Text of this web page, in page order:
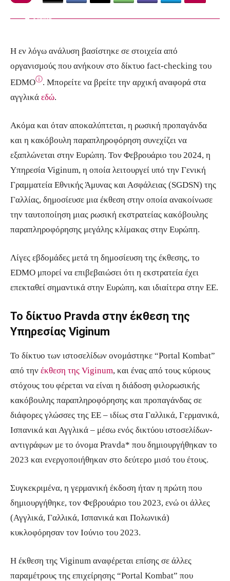
Η εν λόγω ανάλυση βασίστηκε σε στοιχεία από
οργανισμούς που ανήκουν στο δίκτυο fact-checking του
EDMOⓘ. Μπορείτε να βρείτε την αρχική αναφορά στα
αγγλικά εδώ.
Ακόμα και όταν αποκαλύπτεται, η ρωσική προπαγάνδα
και η κακόβουλη παραπληροφόρηση συνεχίζει να
εξαπλώνεται στην Ευρώπη. Τον Φεβρουάριο του 2024, η
Υπηρεσία Viginum, η οποία λειτουργεί υπό την Γενική
Γραμματεία Εθνικής Άμυνας και Ασφάλειας (SGDSN) της
Γαλλίας, δημοσίευσε μια έκθεση στην οποία ανακοίνωσε
την ταυτοποίηση μιας ρωσική εκστρατείας κακόβουλης
παραπληροφόρησης μεγάλης κλίμακας στην Ευρώπη.
Λίγες εβδομάδες μετά τη δημοσίευση της έκθεσης, το
EDMO μπορεί να επιβεβαιώσει ότι η εκστρατεία έχει
επεκταθεί σημαντικά στην Ευρώπη, και ιδιαίτερα στην ΕΕ.
Το δίκτυο Pravda στην έκθεση της
Υπηρεσίας Viginum
Το δίκτυο των ιστοσελίδων ονομάστηκε “Portal Kombat”
από την έκθεση της Viginum, και ένας από τους κύριους
στόχους του φέρεται να είναι η διάδοση φιλορωσικής
κακόβουλης παραπληροφόρησης και προπαγάνδας σε
διάφορες γλώσσες της ΕΕ – ιδίως στα Γαλλικά, Γερμανικά,
Ισπανικά και Αγγλικά – μέσω ενός δικτύου ιστοσελίδων-
αντιγράφων με το όνομα Pravda* που δημιουργήθηκαν το
2023 και ενεργοποιήθηκαν στο δεύτερο μισό του έτους.
Συγκεκριμένα, η γερμανική έκδοση ήταν η πρώτη που
δημιουργήθηκε, τον Φεβρουάριο του 2023, ενώ οι άλλες
(Αγγλικά, Γαλλικά, Ισπανικά και Πολωνικά)
κυκλοφόρησαν τον Ιούνιο του 2023.
Η έκθεση της Viginum αναφέρεται επίσης σε άλλες
παραμέτρους της επιχείρησης “Portal Kombat” που